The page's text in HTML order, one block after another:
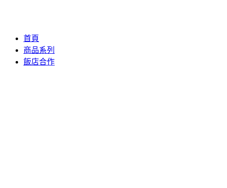
首頁
商品系列
飯店合作